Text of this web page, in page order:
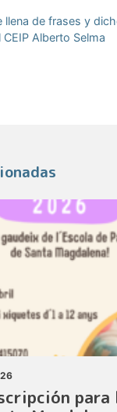
llena de frases y
Alberto Selma
para